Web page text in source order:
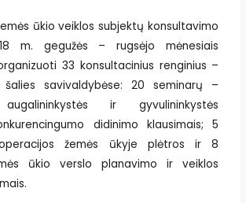
ūkio veiklos subjektų konsultavimo
m. gegužės – rugsėjo mėnesiais
33 konsultacinius renginius –
šalies savivaldybėse: 20 seminarų –
ir gyvulininkystės
didinimo klausimais; 5
žemės ūkyje plėtros ir 8
ūkio verslo planavimo ir veiklos